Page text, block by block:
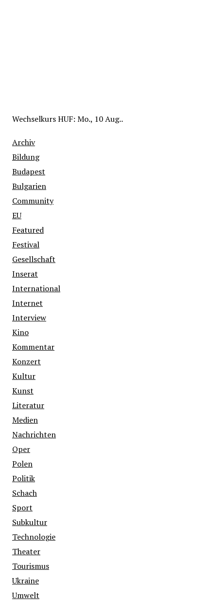
WechselkursHUF: Mo., 10 Aug..
Archiv
Bildung
Budapest
Bulgarien
Community
EU
Featured
Festival
Gesellschaft
Inserat
International
Internet
Interview
Kino
Kommentar
Konzert
Kultur
Kunst
Literatur
Medien
Nachrichten
Oper
Polen
Politik
Schach
Sport
Subkultur
Technologie
Theater
Tourismus
Ukraine
Umwelt